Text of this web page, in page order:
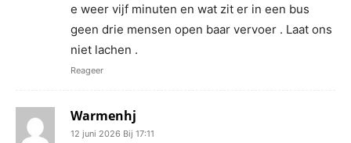
e weer vijf minuten en wat zit er in een bus
geen drie mensen open baar vervoer . Laat ons
niet lachen .
Reageer
Warmenhj
12 juni 2026 Bij 17:11